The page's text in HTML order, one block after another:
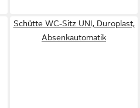
Schütte WC-Sitz UNI, Duroplast,
Absenkautomatik